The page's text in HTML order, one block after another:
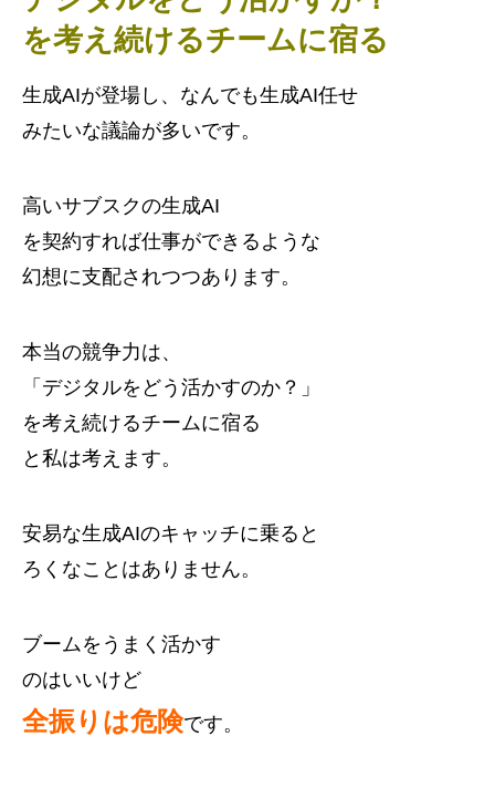
を考え続けるチームに宿る
生成AIが登場し、なんでも生成AI任せ
みたいな議論が多いです。
高いサブスクの生成AI
を契約すれば仕事ができるような
幻想に支配されつつあります。
本当の競争力は、
「デジタルをどう活かすのか？」
を考え続けるチームに宿る
と私は考えます。
安易な生成AIのキャッチに乗ると
ろくなことはありません。
ブームをうまく活かす
のはいいけど
全振りは危険です。